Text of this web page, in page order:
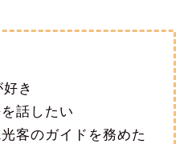
き
話したい
客のガイドを務めた